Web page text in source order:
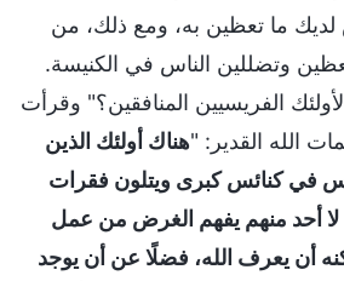
ما تعظين به، ومع ذلك، من
وتضللين الناس في الكنيسة.
الفريسيين المنافقين؟" وقرأت
الله القدير: "هناك أولئك الذين
في كنائس كبرى ويتلون فقرات
لا أحد منهم يفهم الغرض من عمل
أن يعرف الله، فضلًا عن أن يوجد